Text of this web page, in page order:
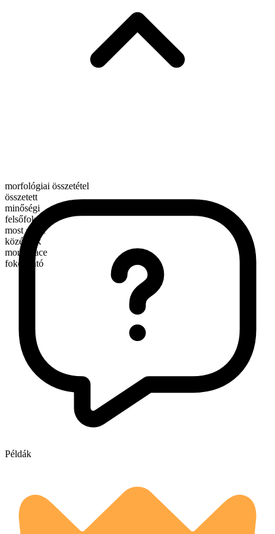
morfológiai összetétel
összetett
minőségi
felsőfok
most glace
középfok
more glace
fokozható
Példák